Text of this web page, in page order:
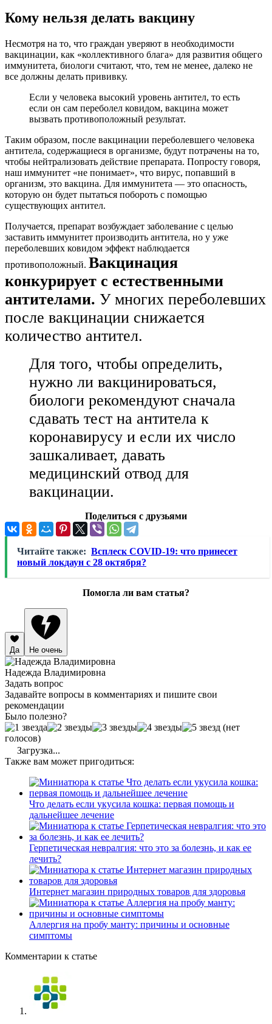
Кому нельзя делать вакцину
Несмотря на то, что граждан уверяют в необходимости
вакцинации, как «коллективного блага» для развития общего
иммунитета, биологи считают, что, тем не менее, далеко не
все должны делать прививку.
Если у человека высокий уровень антител, то есть
если он сам переболел ковидом, вакцина может
вызвать противоположный результат.
Таким образом, после вакцинации переболевшего человека
антитела, содержащиеся в организме, будут потрачены на то,
чтобы нейтрализовать действие препарата. Попросту говоря,
наш иммунитет «не понимает», что вирус, попавший в
организм, это вакцина. Для иммунитета — это опасность,
которую он будет пытаться побороть с помощью
существующих антител.
Получается, препарат возбуждает заболевание с целью
заставить иммунитет производить антитела, но у уже
переболевших ковидом эффект наблюдается
противоположный. Вакцинация
конкурирует с естественными
антителами. У многих переболевших
после вакцинации снижается
количество антител.
Для того, чтобы определить,
нужно ли вакцинироваться,
биологи рекомендуют сначала
сдавать тест на антитела к
коронавирусу и если их число
зашкаливает, давать
медицинский отвод для
вакцинации.
Поделиться с друзьями
Читайте также: Всплеск COVID-19: что принесет
новый локдаун с 28 октября?
Помогла ли вам статья?
Да Не очень
Надежда Владимировна
Задать вопрос
Задавайте вопросы в комментариях и пишите свои
рекомендации
Было полезно?
(нет
голосов)
Загрузка...
Также вам может пригодиться:
Что делать если укусила кошка: первая помощь и
дальнейшее лечение
Герпетическая невралгия: что это за болезнь, и как ее
лечить?
Интернет магазин природных товаров для здоровья
Аллергия на пробу манту: причины и основные
симптомы
Комментарии к статье